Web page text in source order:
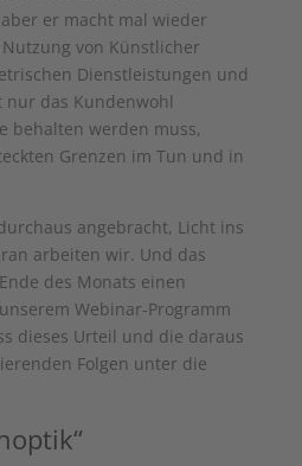
er macht mal wieder
von Künstlicher
Dienstleistungen und
nur das Kundenwohl
behalten werden muss,
Grenzen im Tun und in
angebracht, Licht ins
arbeiten wir. Und das
des Monats einen
Webinar-Programm
dieses Urteil und die daraus
Folgen unter die